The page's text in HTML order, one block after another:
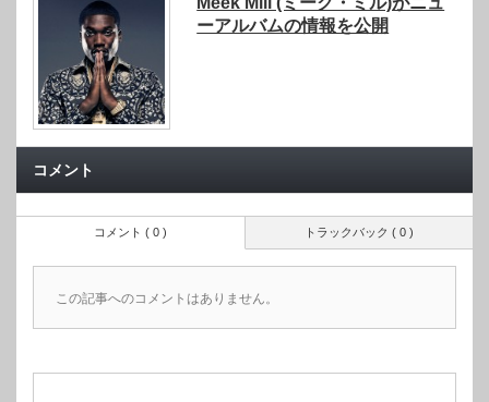
ーアルバムの情報を公開
コメント
トラックバック ( 0 )
コメント ( 0 )
この記事へのコメントはありません。